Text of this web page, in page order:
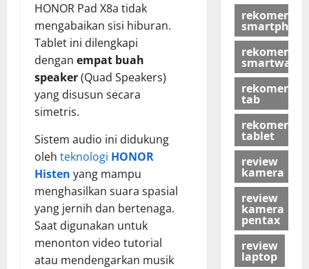
HONOR Pad X8a tidak
mengabaikan sisi hiburan.
Tablet ini dilengkapi
dengan empat buah
speaker(Quad Speakers)
yang disusun secara
simetris.
Sistem audio ini didukung
oleh teknologi HONOR
Histen yang mampu
menghasilkan suara spasial
yang jernih dan bertenaga.
Saat digunakan untuk
menonton video tutorial
atau mendengarkan musik
smartphone
smartwatch
tab
tablet
review
kamera
review
kamera
pentax
review
laptop